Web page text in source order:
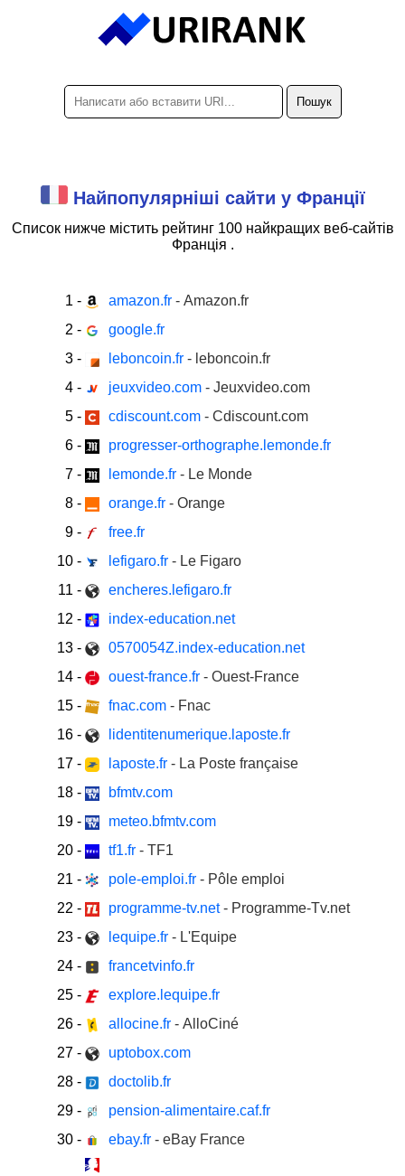
Найпопулярніші сайти у Франції
Список нижче містить рейтинг 100 найкращихвеб-сайтів
Франція .
1 - amazon.fr - Amazon.fr
2 -
google.fr
3 - leboncoin.fr - leboncoin.fr
4 - jeuxvideo.com - Jeuxvideo.com
5 - cdiscount.com - Cdiscount.com
6 -
progresser-orthographe.lemonde.fr
7 - lemonde.fr - Le Monde
8 - orange.fr - Orange
9 -
free.fr
10 - lefigaro.fr - Le Figaro
11 -
encheres.lefigaro.fr
12 -
index-education.net
13 -
0570054Z.index-education.net
14 - ouest-france.fr - Ouest-France
15 - fnac.com - Fnac
16 -
lidentitenumerique.laposte.fr
17 - laposte.fr - La Poste française
18 -
bfmtv.com
19 -
meteo.bfmtv.com
20 - tf1.fr - TF1
21 - pole-emploi.fr - Pôle emploi
22 - programme-tv.net- Programme-Tv.net
23 - lequipe.fr - L'Equipe
24 -
francetvinfo.fr
25 -
explore.lequipe.fr
26 - allocine.fr - AlloCiné
27 -
uptobox.com
28 -
doctolib.fr
29 -
pension-alimentaire.caf.fr
30 - ebay.fr - eBay France